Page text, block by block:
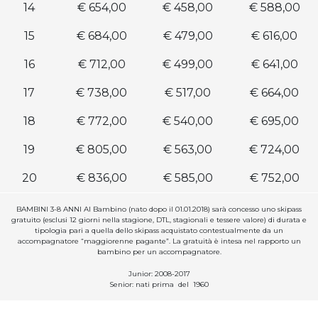
14 € 654,00 € 458,00 € 588,00
15 € 684,00 € 479,00 € 616,00
16 € 712,00 € 499,00 € 641,00
17 € 738,00 € 517,00 € 664,00
18 € 772,00 € 540,00 € 695,00
19 € 805,00 € 563,00 € 724,00
20 € 836,00 € 585,00 € 752,00
BAMBINI 3-8 ANNI Al Bambino (nato dopo il 01.01.2018) sarà concesso uno skipass
gratuito (esclusi 12 giorni nella stagione, DTL, stagionali e tessere valore) di durata e
tipologia pari a quella dello skipass acquistato contestualmente da un
accompagnatore “maggiorenne pagante”. La gratuità è intesa nel rapporto un
bambino per un accompagnatore.
Junior: 2008-2017
Senior: nati prima del 1960